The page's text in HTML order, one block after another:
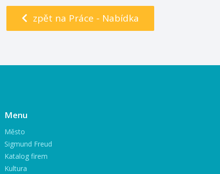
zpět na Práce - Nabídka
Menu
Město
Sigmund Freud
Katalog firem
Kultura